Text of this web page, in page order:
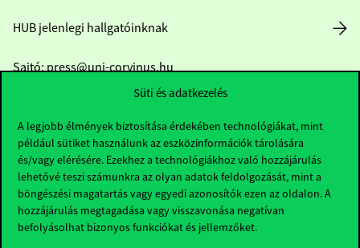
Süti és adatkezelés
A legjobb élmények biztosítása érdekében technológiákat, mint
például sütiket használunk az eszközinformációk tárolására
és/vagy elérésére. Ezekhez a technológiákhoz való hozzájárulás
lehetővé teszi számunkra az olyan adatok feldolgozását, mint a
böngészési magatartás vagy egyedi azonosítók ezen az oldalon. A
hozzájárulás megtagadása vagy visszavonása negatívan
befolyásolhat bizonyos funkciókat és jellemzőket.
HUB jelenlegi hallgatóinknak
Sajtó:press@uni-corvinus.hu
Hasznos linkek